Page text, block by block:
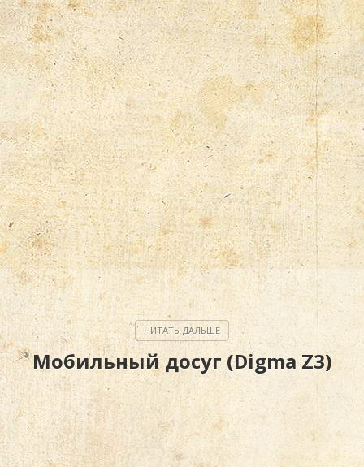
Мобильный досуг (Digma Z3)